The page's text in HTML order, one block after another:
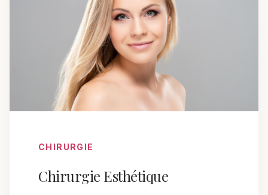
CHIRURGIE
Chirurgie Esthétique